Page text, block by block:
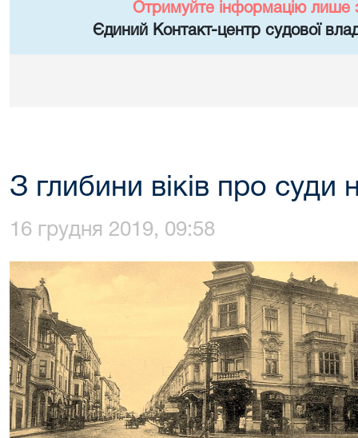
Отримуйте інформацію лише
Єдиний Контакт-центр судової
З глибини віків про суди
16 грудня 2019, 09:58